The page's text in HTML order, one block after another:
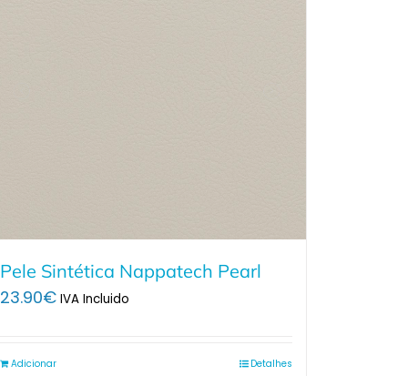
Pele Sintética Nappatech Pearl
23.90€ IVA Incluido
Adicionar Detalhes